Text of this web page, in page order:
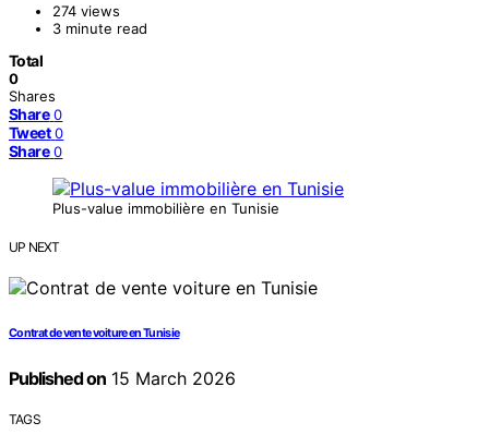
274 views
3 minute read
Total
0
Shares
Share 0
Tweet 0
Share 0
Plus-value immobilière en Tunisie
UP NEXT
Contrat de vente voiture en Tunisie
Published on15 March 2026
TAGS